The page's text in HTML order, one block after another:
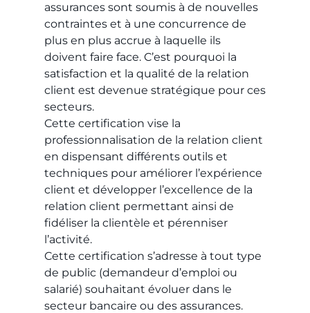
assurances sont soumis à de nouvelles
contraintes et à une concurrence de
plus en plus accrue à laquelle ils
doivent faire face. C’est pourquoi la
satisfaction et la qualité de la relation
client est devenue stratégique pour ces
secteurs.
Cette certification vise la
professionnalisation de la relation client
en dispensant différents outils et
techniques pour améliorer l’expérience
client et développer l’excellence de la
relation client permettant ainsi de
fidéliser la clientèle et pérenniser
l’activité.
Cette certification s’adresse à tout type
de public (demandeur d’emploi ou
salarié) souhaitant évoluer dans le
secteur bancaire ou des assurances.